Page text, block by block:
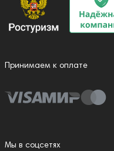
Принимаем к оплате
Мы в соцсетях